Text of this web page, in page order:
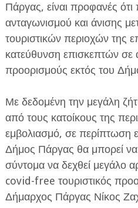
Πάργας, είναι προφανές ότι
ανταγωνισμού και άνισης
τουριστικών περιοχών της
κατεύθυνση επισκεπτών σε
προορισμούς εκτός του
Με δεδομένη την μεγάλη
από τους κατοίκους της
εμβολιασμό, σε περίπτωση
Δήμος Πάργας θα μπορεί να
σύντομα να δεχθεί μεγάλο
covid-free τουριστικός
Δήμαρχος Πάργας Νίκος